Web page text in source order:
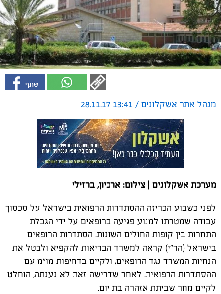
מנהל אתר אשקלונים / 13:41 28.11.17
מערכת אשקלונים | צילום: ארכיון, ברזילי
לפני כשבוע הכריזה ההסתדרות הרפואית בישראל על סכסוך
עבודה שמטרתו למנוע פגיעה ברופאים על ידי הגבלת
התחרות בין קופות החולים השונות. הסתדרות הרופאים
בישראל (הר"י) קראה למשרד הבריאות להקפיא ולבטל את
הנחיות המשרד נגד הרופאים, ולקיים בדחיפות מו"מ עם
ההסתדרות הרפואית. לאחר שדרישה זאת לא נענתה, הוחלט
לקיים מחר שביתת אזהרה בת יום.